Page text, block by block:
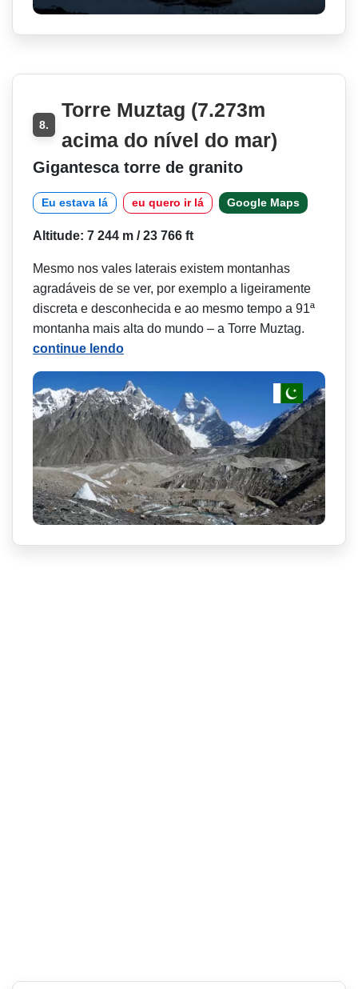
8.
Torre Muztag (7.273m
acima do nível do mar)
Gigantesca torre de granito
Eu estava lá eu quero ir lá Google Maps
Altitude: 7 244 m / 23 766 ft
Mesmo nos vales laterais existem montanhas
agradáveis de se ver, por exemplo a ligeiramente
discreta e desconhecida e ao mesmo tempo a 91ª
montanha mais alta do mundo – a Torre Muztag.
continue lendo